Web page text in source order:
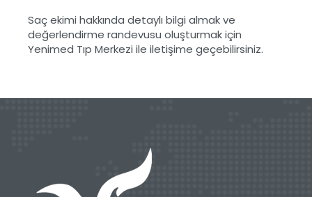
Saç ekimi hakkında detaylı bilgi almak ve
değerlendirme randevusu oluşturmak için
Yenimed Tıp Merkezi ile iletişime geçebilirsiniz.